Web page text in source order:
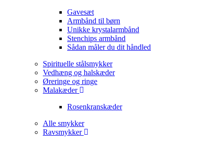
Gavesæt
Armbånd til børn
Unikke krystalarmbånd
Stenchips armbånd
Sådan måler du dit håndled
Spirituelle stålsmykker
Vedhæng og halskæder
Øreringe og ringe
Malakæder
Rosenkranskæder
Alle smykker
Ravsmykker